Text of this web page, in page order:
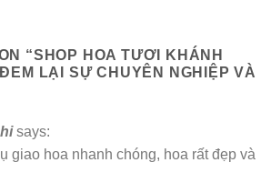
“SHOP HOA TƯƠI KHÁNH
LẠI SỰ CHUYÊN NGHIỆP VÀ
says:
giao hoa nhanh chóng, hoa rất đẹp và